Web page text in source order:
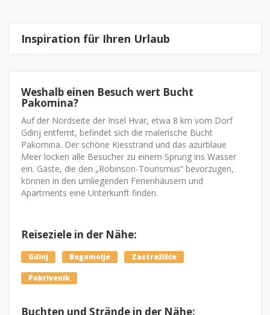
Inspiration für Ihren Urlaub
Weshalb einen Besuch wert Bucht
Pakomina?
Auf der Nordseite der Insel Hvar, etwa 8 km vom Dorf
Gdinj entfernt, befindet sich die malerische Bucht
Pakomina. Der schöne Kiesstrand und das azurblaue
Meer locken alle Besucher zu einem Sprung ins Wasser
ein. Gäste, die den „Robinson-Tourismus“ bevorzugen,
können in den umliegenden Ferienhäusern und
Apartments eine Unterkunft finden.
Reiseziele in der Nähe:
Gdinj Bogomolje Zastražišće
Pokrivenik
Buchten und Strände in der Nähe: